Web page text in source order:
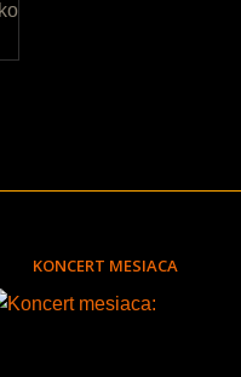
KONCERT MESIACA